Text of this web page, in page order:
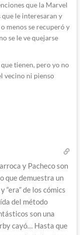
que la Marvel
le interesaran y
menos se recuperó y
se le ve quejarse
tienen, pero yo no
vecino ni pienso
y Pacheco son
que demuestra un
“era” de los cómics
del método
son una
cayó… Hasta que